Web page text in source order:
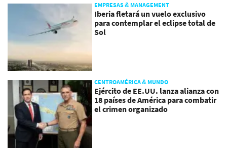
EMPRESAS & MANAGEMENT
Iberia fletará un vuelo exclusivo
para contemplar el eclipse total de
Sol
CENTROAMÉRICA & MUNDO
Ejército de EE.UU. lanza alianza con
18 países de América para combatir
el crimen organizado